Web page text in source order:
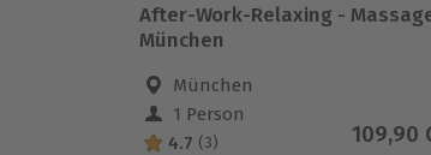
After-Work-Relaxing -
München
München
1 Person
4.7 (3) 109,90